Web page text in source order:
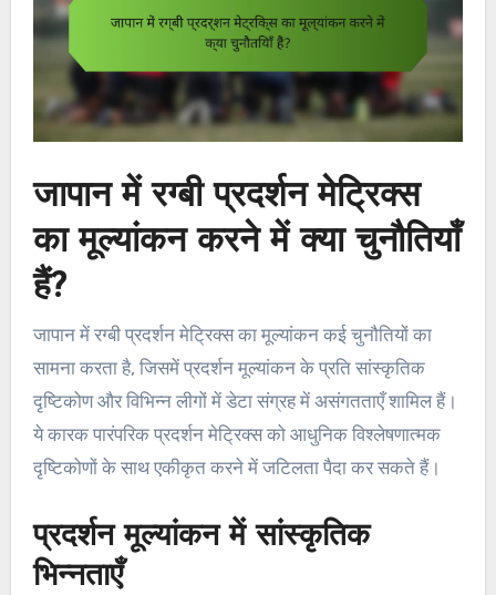
जापान में रग्बी प्रदर्शन मेट्रिक्स
का मूल्यांकन करने में क्या चुनौतियाँ
हैं?
जापान में रग्बी प्रदर्शन मेट्रिक्स का मूल्यांकन कई चुनौतियों का
सामना करता है, जिसमें प्रदर्शन मूल्यांकन के प्रति सांस्कृतिक
दृष्टिकोण और विभिन्न लीगों में डेटा संग्रह में असंगतताएँ शामिल हैं।
ये कारक पारंपरिक प्रदर्शन मेट्रिक्स को आधुनिक विश्लेषणात्मक
दृष्टिकोणों के साथ एकीकृत करने में जटिलता पैदा कर सकते हैं।
प्रदर्शन मूल्यांकन में सांस्कृतिक
भिन्नताएँ